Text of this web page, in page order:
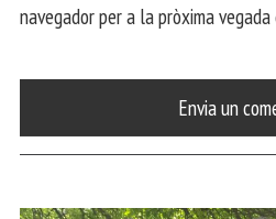
navegador per a la pròxima